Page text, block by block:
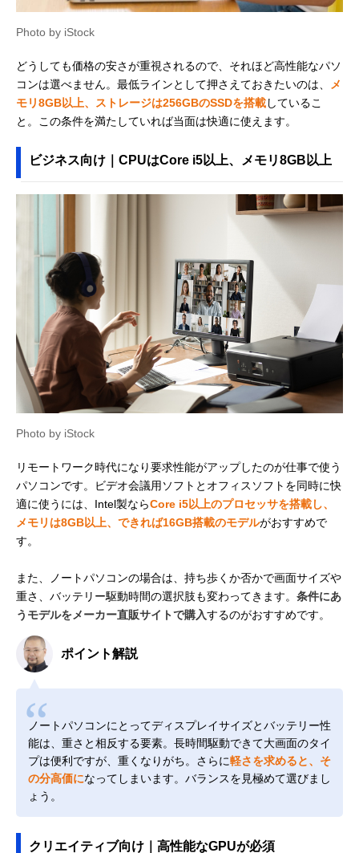
Photo by iStock
どうしても価格の安さが重視されるので、それほど高性能なパソ
コンは選べません。最低ラインとして押さえておきたいのは、 メ
モリ8GB以上、ストレージは256GBのSSDを搭載しているこ
と。この条件を満たしていれば当面は快適に使えます。
ビジネス向け｜CPUはCore i5以上、メモリ8GB以上
Photo by iStock
リモートワーク時代になり要求性能がアップしたのが仕事で使う
パソコンです。ビデオ会議用ソフトとオフィスソフトを同時に快
適に使うには、Intel製ならCore i5以上のプロセッサを搭載し、
メモリは8GB以上、できれば16GB搭載のモデルがおすすめで
す。
また、ノートパソコンの場合は、持ち歩くか否かで画面サイズや
重さ、バッテリー駆動時間の選択肢も変わってきます。 条件にあ
うモデルをメーカー直販サイトで購入するのがおすすめです。
ポイント解説
ノートパソコンにとってディスプレイサイズとバッテリー性
能は、重さと相反する要素。長時間駆動できて大画面のタイ
プは便利ですが、重くなりがち。さらに軽さを求めると、そ
の分高価になってしまいます。バランスを見極めて選びまし
ょう。
クリエイティブ向け｜高性能なGPUが必須